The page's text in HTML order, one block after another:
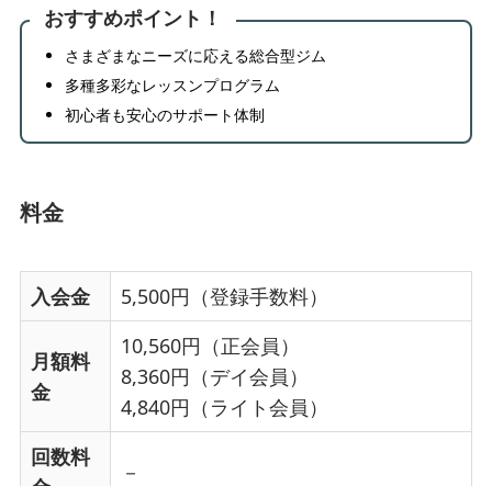
おすすめポイント！
さまざまなニーズに応える総合型ジム
多種多彩なレッスンプログラム
初心者も安心のサポート体制
料金
入会金 5,500円（登録手数料）
月額料
金
10,560円（正会員）
8,360円（デイ会員）
4,840円（ライト会員）
回数料
－